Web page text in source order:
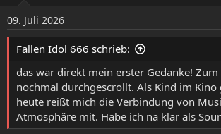
n
e
n
09. Juli 2026
Fallen Idol 666 schrieb:
das war direkt mein erster Gedanke! Zum
nochmal durchgescrollt. Als Kind im Kino
heute reißt mich die Verbindung von
Atmosphäre mit. Habe ich na klar als